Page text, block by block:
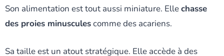
Son alimentation est tout aussi miniature. Ellechasse
des proies minusculescomme des acariens.
Sa taille est un atout stratégique. Elle accède à des